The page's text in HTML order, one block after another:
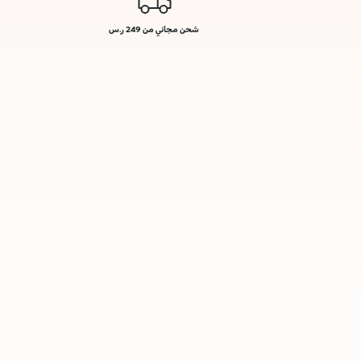
شحن مجاني من 249 ر.س